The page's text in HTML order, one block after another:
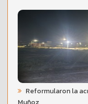
Reformularon la